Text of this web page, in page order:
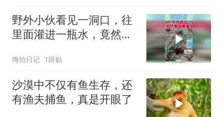
野外小伙看见一洞口，往
里面灌进一瓶水，竟然发
嗨拍日记 1跟贴
沙漠中不仅有鱼生存，还
有渔夫捕鱼，真是开眼了